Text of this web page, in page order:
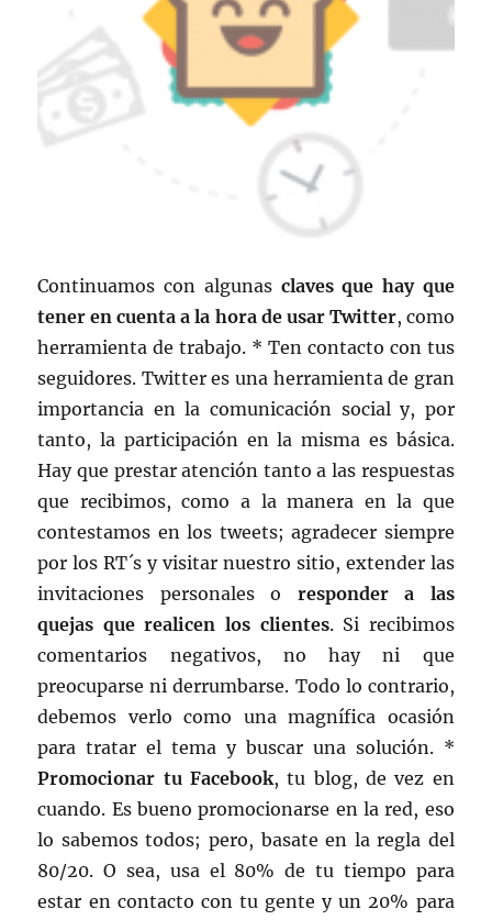
Continuamos con algunas claves que hay que
tener en cuenta a la hora de usar Twitter, como
herramienta de trabajo. * Ten contacto con tus
seguidores. Twitter es una herramienta de gran
importancia en la comunicación social y, por
tanto, la participación en la misma es básica.
Hay que prestar atención tanto a las respuestas
que recibimos, como a la manera en la que
contestamos en los tweets; agradecer siempre
por los RT´s y visitar nuestro sitio, extender las
invitaciones personales o responder a las
quejas que realicen los clientes. Si recibimos
comentarios negativos, no hay ni que
preocuparse ni derrumbarse. Todo lo contrario,
debemos verlo como una magnífica ocasión
para tratar el tema y buscar una solución. *
Promocionar tu Facebook, tu blog, de vez en
cuando. Es bueno promocionarse en la red, eso
lo sabemos todos; pero, basate en la regla del
80/20. O sea, usa el 80% de tu tiempo para
estar en contacto con tu gente y un 20% para